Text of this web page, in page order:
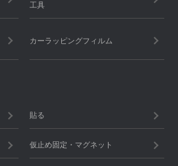
工具
カーラッピングフィルム
貼る
仮止め固定・マグネット